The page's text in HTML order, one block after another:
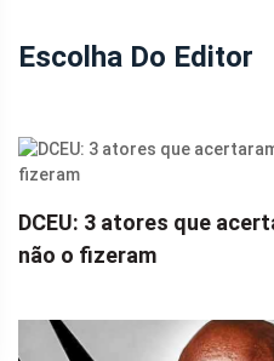
Escolha Do Editor
DCEU: 3 atores que
não o fizeram